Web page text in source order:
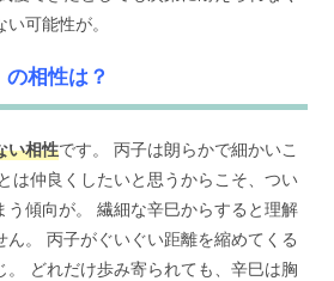
可能性が。
の相性は？
い相性です。 丙子は朗らかで細かいこ
は仲良くしたいと思うからこそ、つい
う傾向が。 繊細な辛巳からすると理解
ん。 丙子がぐいぐい距離を縮めてくる
。 どれだけ歩み寄られても、辛巳は胸